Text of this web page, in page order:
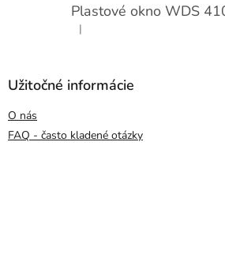
Plastové okno WDS
Hodnotenie produktu je 5 z 5
|
Užitočné informácie
O nás
FAQ - často kladené otázky